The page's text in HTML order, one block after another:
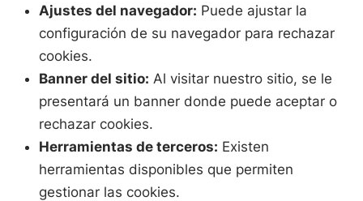
Ajustes del navegador: Puede ajustar la
configuración de su navegador para rechazar
cookies.
Banner del sitio: Al visitar nuestro sitio, se le
presentará un banner donde puede aceptar o
rechazar cookies.
Herramientas de terceros: Existen
herramientas disponibles que permiten
gestionar las cookies.